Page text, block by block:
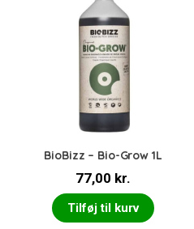
BioBizz – Bio-Grow 1L
77,00 kr.
Tilføj til kurv